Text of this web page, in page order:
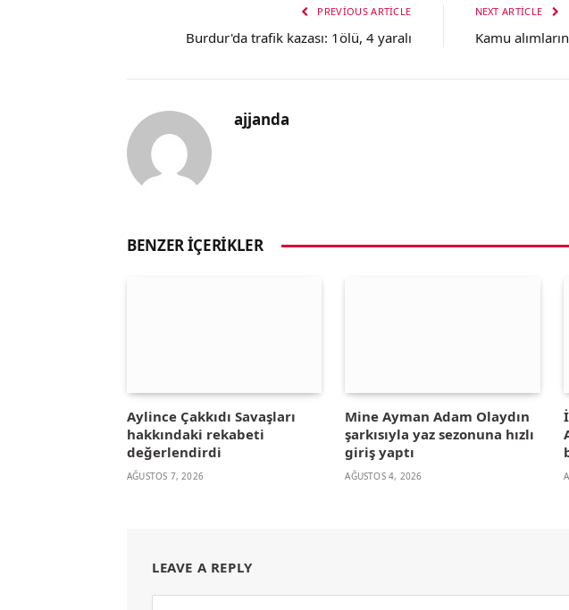
PREVIOUS ARTICLE
Burdur'da trafik kazası: 1ölü, 4 yaralı
NEXT ARTICLE
Kamu
ajjanda
BENZER İÇERIKLER
Aylince Çakkıdı Savaşları
hakkındaki rekabeti
değerlendirdi
AĞUSTOS 7, 2026
Mine Ayman Adam Olaydın
şarkısıyla yaz sezonuna hızlı
giriş yaptı
AĞUSTOS 4, 2026
LEAVE A REPLY